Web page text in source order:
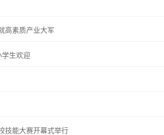
高素质产业大军
生欢迎
技能大赛开幕式举行